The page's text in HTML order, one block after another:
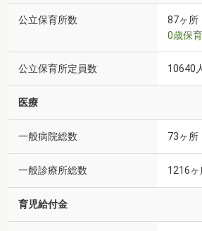
公立保育所数
87ヶ所
0歳保
公立保育所定員数 10640
医療
一般病院総数 73ヶ所
一般診療所総数 1216ヶ
育児給付金